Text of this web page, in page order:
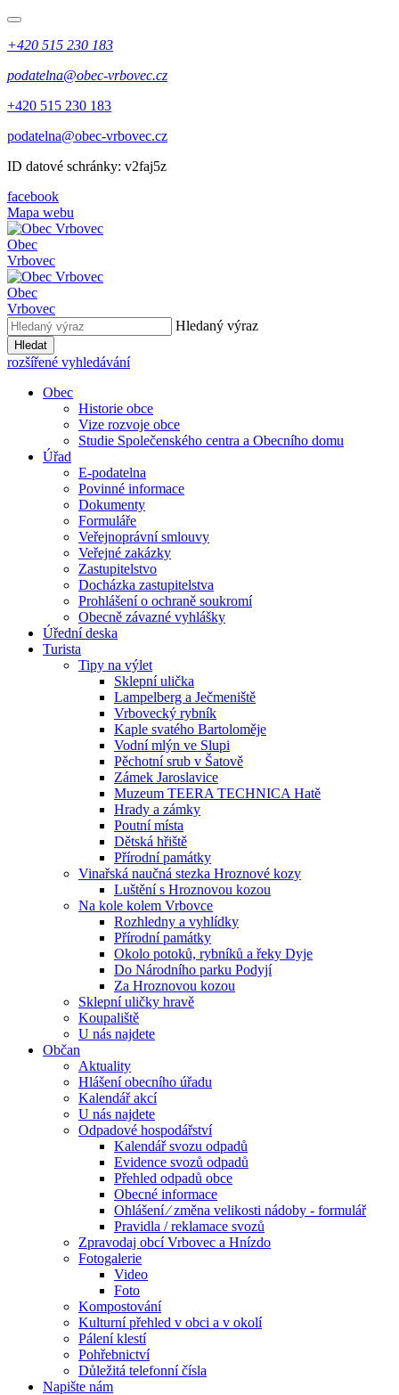
+420 515 230 183
podatelna@obec-vrbovec.cz
+420 515 230 183
podatelna@obec-vrbovec.cz
ID datové schránky: v2faj5z
facebook
Mapa webu
Obec
Vrbovec
Obec
Vrbovec
Hledaný výraz
Hledat
rozšířené vyhledávání
Obec
Historie obce
Vize rozvoje obce
Studie Společenského centra a Obecního domu
Úřad
E-podatelna
Povinné informace
Dokumenty
Formuláře
Veřejnoprávní smlouvy
Veřejné zakázky
Zastupitelstvo
Docházka zastupitelstva
Prohlášení o ochraně soukromí
Obecně závazné vyhlášky
Úřední deska
Turista
Tipy na výlet
Sklepní ulička
Lampelberg a Ječmeniště
Vrbovecký rybník
Kaple svatého Bartoloměje
Vodní mlýn ve Slupi
Pěchotní srub v Šatově
Zámek Jaroslavice
Muzeum TEERA TECHNICA Hatě
Hrady a zámky
Poutní místa
Dětská hřiště
Přírodní památky
Vinařská naučná stezka Hroznové kozy
Luštění s Hroznovou kozou
Na kole kolem Vrbovce
Rozhledny a vyhlídky
Přírodní památky
Okolo potoků, rybníků a řeky Dyje
Do Národního parku Podyjí
Za Hroznovou kozou
Sklepní uličky hravě
Koupaliště
U nás najdete
Občan
Aktuality
Hlášení obecního úřadu
Kalendář akcí
U nás najdete
Odpadové hospodářství
Kalendář svozu odpadů
Evidence svozů odpadů
Přehled odpadů obce
Obecné informace
Ohlášení ⁄ změna velikosti nádoby - formulář
Pravidla / reklamace svozů
Zpravodaj obcí Vrbovec a Hnízdo
Fotogalerie
Video
Foto
Kompostování
Kulturní přehled v obci a v okolí
Pálení klestí
Pohřebnictví
Důležitá telefonní čísla
Napište nám